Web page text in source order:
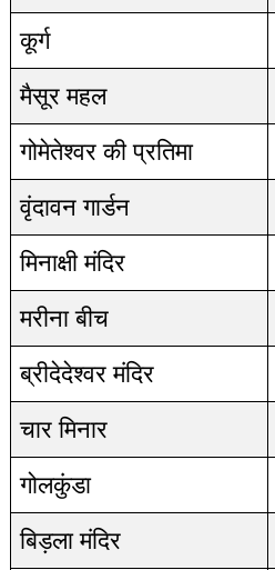
कूर्ग
मैसूर महल
गोमेतेश्वर की प्रतिमा
वृंदावन गार्डन
मिनाक्षी मंदिर
मरीना बीच
ब्रीदेदेश्वर मंदिर
चार मिनार
गोलकुंडा
बिड़ला मंदिर